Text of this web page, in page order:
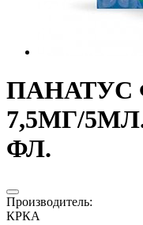
ПАНАТУС
7,5МГ/
ФЛ.
Производитель:
КРКА